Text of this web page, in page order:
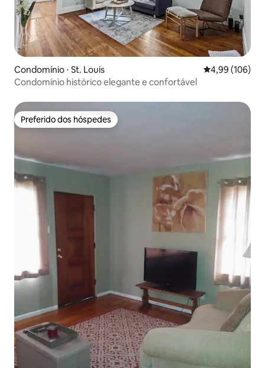
Condomínio ⋅ St. Louis 4,99 de uma
4,99 (106)
Condomínio histórico elegante e confortável
Preferido dos hóspedes
Preferido dos hóspedes